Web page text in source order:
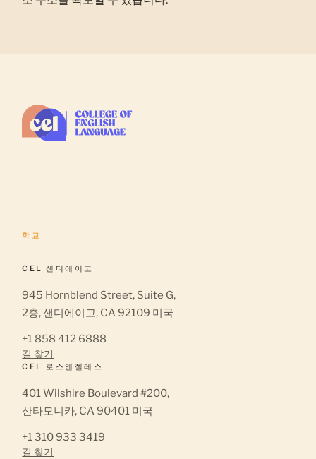
학교
CEL 샌디에이고
945 Hornblend Street, Suite G,
2층, 샌디에이고, CA 92109 미국
+1 858 412 6888
길 찾기
CEL 로스앤젤레스
401 Wilshire Boulevard #200,
산타모니카, CA 90401 미국
+1 310 933 3419
길 찾기